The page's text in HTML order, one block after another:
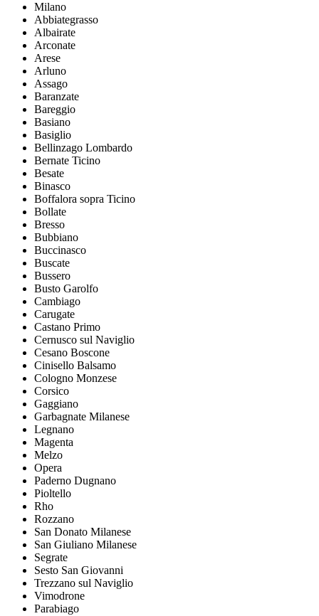
Milano
Abbiategrasso
Albairate
Arconate
Arese
Arluno
Assago
Baranzate
Bareggio
Basiano
Basiglio
Bellinzago Lombardo
Bernate Ticino
Besate
Binasco
Boffalora sopra Ticino
Bollate
Bresso
Bubbiano
Buccinasco
Buscate
Bussero
Busto Garolfo
Cambiago
Carugate
Castano Primo
Cernusco sul Naviglio
Cesano Boscone
Cinisello Balsamo
Cologno Monzese
Corsico
Gaggiano
Garbagnate Milanese
Legnano
Magenta
Melzo
Opera
Paderno Dugnano
Pioltello
Rho
Rozzano
San Donato Milanese
San Giuliano Milanese
Segrate
Sesto San Giovanni
Trezzano sul Naviglio
Vimodrone
Parabiago